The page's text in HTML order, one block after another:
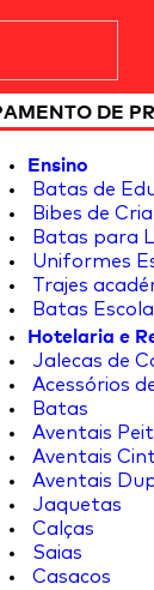
DE
Ensino
Batas de
Bibes de
Batas para
Uniformes
Trajes
Batas
Hotelaria e
Jalecas de
Acessórios
Batas
Aventais
Aventais
Aventais
Jaquetas
Calças
Saias
Casacos